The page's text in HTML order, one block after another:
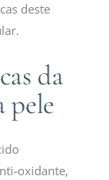
deste
da
pele
oxidante,